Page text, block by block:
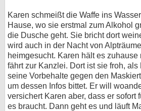
Karen schmeißt die Waffe ins
Hause, wo sie erstmal zum Alkohol
die Dusche geht. Sie bricht dort
wird auch in der Nacht von
heimgesucht. Karen hält es zuhause
fährt zur Kanzlei. Dort ist sie froh, als
seine Vorbehalte gegen den
um dessen Infos bittet. Er will
versichert Karen aber, dass er sofort
es braucht. Dann geht es und läuft